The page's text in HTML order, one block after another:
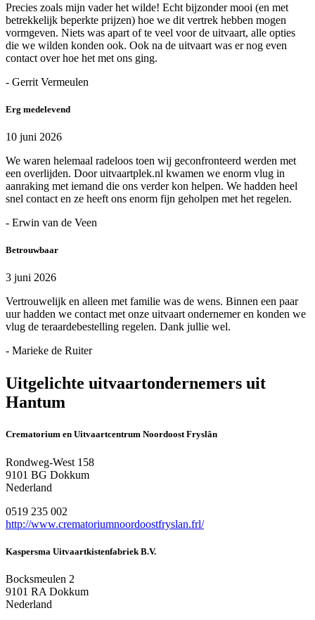
Precies zoals mijn vader het wilde! Echt bijzonder mooi (en met
betrekkelijk beperkte prijzen) hoe we dit vertrek hebben mogen
vormgeven. Niets was apart of te veel voor de uitvaart, alle opties
die we wilden konden ook. Ook na de uitvaart was er nog even
contact over hoe het met ons ging.
- Gerrit Vermeulen
Erg medelevend
10 juni 2026
We waren helemaal radeloos toen wij geconfronteerd werden met
een overlijden. Door uitvaartplek.nl kwamen we enorm vlug in
aanraking met iemand die ons verder kon helpen. We hadden heel
snel contact en ze heeft ons enorm fijn geholpen met het regelen.
- Erwin van de Veen
Betrouwbaar
3 juni 2026
Vertrouwelijk en alleen met familie was de wens. Binnen een paar
uur hadden we contact met onze uitvaart ondernemer en konden we
vlug de teraardebestelling regelen. Dank jullie wel.
- Marieke de Ruiter
Uitgelichte uitvaartondernemers uit
Hantum
Crematorium en Uitvaartcentrum Noordoost Fryslân
Rondweg-West 158
9101 BG Dokkum
Nederland
0519 235 002
http://www.crematoriumnoordoostfryslan.frl/
Kaspersma Uitvaartkistenfabriek B.V.
Bocksmeulen 2
9101 RA Dokkum
Nederland